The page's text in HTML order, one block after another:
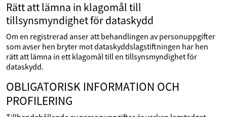
Rätt att lämna in klagomål till
tillsynsmyndighet för dataskydd
Om en registrerad anser att behandlingen av personuppgifter
som avser hen bryter mot dataskyddslagstiftningen har hen
rätt att lämna in ett klagomål till en tillsynsmyndighet för
dataskydd.
OBLIGATORISK INFORMATION OCH
PROFILERING